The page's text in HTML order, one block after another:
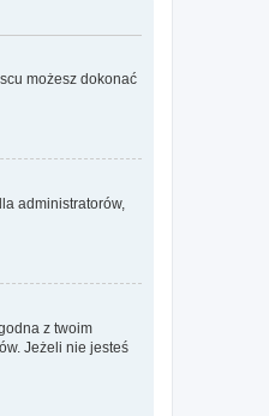
możesz dokonać
administratorów,
z twoim
Jeżeli nie jesteś